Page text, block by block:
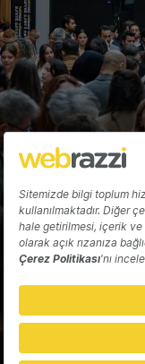
Hakkında
Katkıda Bulun